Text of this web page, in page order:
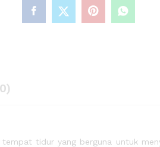
tempat tidur yang berguna untuk